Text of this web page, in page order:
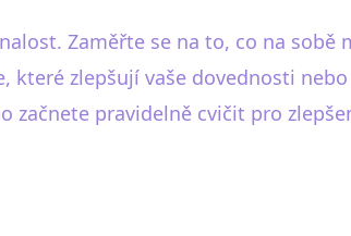
Zaměřte se na to, co na sobě
zlepšují vaše dovednosti
začnete pravidelně cvičit pro